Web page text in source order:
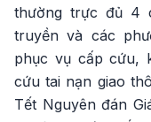
thường trực đủ 4
truyền và các
phục vụ cấp cứu,
cứu tai nạn giao
Tết Nguyên đán